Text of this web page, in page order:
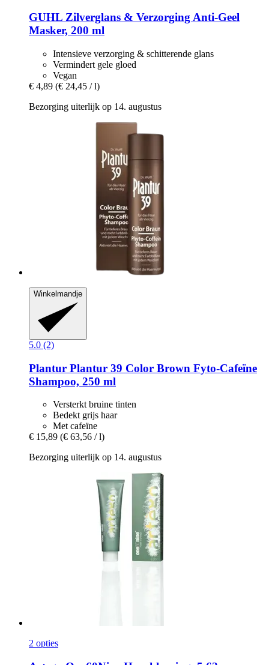
GUHL Zilverglans & Verzorging Anti-​Geel
Masker, 200 ml
Intensieve verzorging & schitterende glans
Vermindert gele gloed
Vegan
€ 4,89 (€ 24,45 / l)
Bezorging uiterlijk op 14. augustus
Winkelmandje
5.0 (2)
Plantur Plantur 39 Color Brown Fyto-​Cafeïne
Shampoo, 250 ml
Versterkt bruine tinten
Bedekt grijs haar
Met cafeïne
€ 15,89 (€ 63,56 / l)
Bezorging uiterlijk op 14. augustus
2 opties